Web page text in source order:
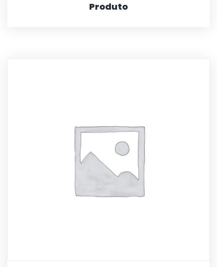
Produto